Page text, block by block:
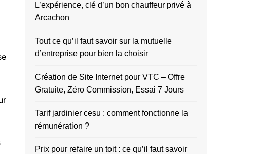
L’expérience, clé d’un bon chauffeur privé à
Arcachon
Tout ce qu’il faut savoir sur la mutuelle
d’entreprise pour bien la choisir
Création de Site Internet pour VTC – Offre
Gratuite, Zéro Commission, Essai 7 Jours
Tarif jardinier cesu : comment fonctionne la
rémunération ?
Prix pour refaire un toit : ce qu’il faut savoir